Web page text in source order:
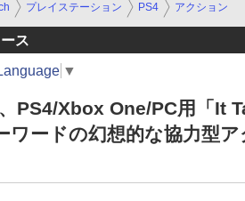
プレイステーション PS4 アクション
ス
▼
PS4/Xbox One/PC用「It
ワードの幻想的な協力型